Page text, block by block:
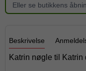
Eller se butikkens
Beskrivelse
Katrin nøgle til Katrin